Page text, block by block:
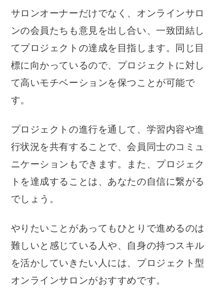
サロンオーナーだけでなく、オンラインサロ
ンの会員たちも意見を出し合い、一致団結し
てプロジェクトの達成を目指します。同じ目
標に向かっているので、プロジェクトに対し
て高いモチベーションを保つことが可能で
す。
プロジェクトの進行を通して、学習内容や進
行状況を共有することで、会員同士のコミュ
ニケーションもできます。また、プロジェク
トを達成することは、あなたの自信に繋がる
でしょう。
やりたいことがあってもひとりで進めるのは
難しいと感じている人や、自身の持つスキル
を活かしていきたい人には、プロジェクト型
オンラインサロンがおすすめです。